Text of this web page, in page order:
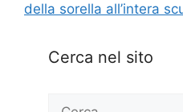
della sorella all’intera
Cerca nel sito
Ricerca